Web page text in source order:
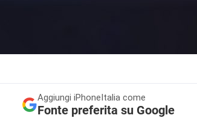
Aggiungi iPhoneItalia come
Fonte preferita su Google